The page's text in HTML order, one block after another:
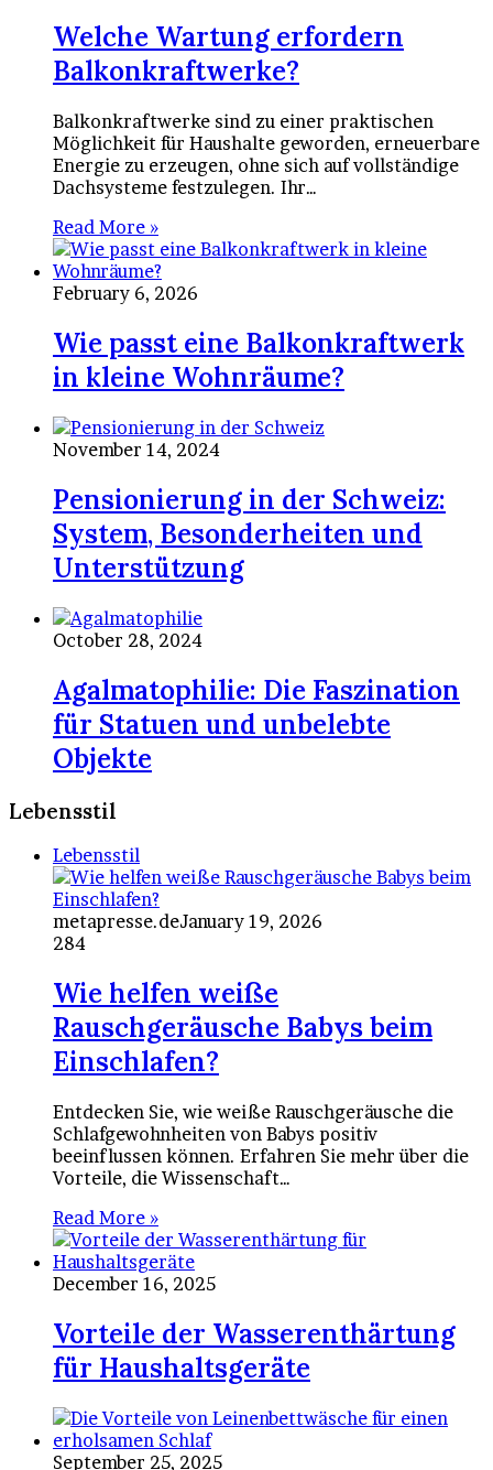
Welche Wartung erfordern
Balkonkraftwerke?
Balkonkraftwerke sind zu einer praktischen
Möglichkeit für Haushalte geworden, erneuerbare
Energie zu erzeugen, ohne sich auf vollständige
Dachsysteme festzulegen. Ihr…
Read More »
February 6, 2026
Wie passt eine Balkonkraftwerk
in kleine Wohnräume?
November 14, 2024
Pensionierung in der Schweiz:
System, Besonderheiten und
Unterstützung
October 28, 2024
Agalmatophilie: Die Faszination
für Statuen und unbelebte
Objekte
Lebensstil
Lebensstil
metapresse.deJanuary 19, 2026
284
Wie helfen weiße
Rauschgeräusche Babys beim
Einschlafen?
Entdecken Sie, wie weiße Rauschgeräusche die
Schlafgewohnheiten von Babys positiv
beeinflussen können. Erfahren Sie mehr über die
Vorteile, die Wissenschaft…
Read More »
December 16, 2025
Vorteile der Wasserenthärtung
für Haushaltsgeräte
September 25, 2025